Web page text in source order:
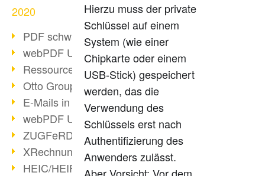
2020
PDF schwärzen & bereinigen
webPDF Update 8.0.0.2193
Ressourcen für Entwickler
Otto Group Recruiting
E-Mails in PDF
webPDF Update 8.0.0.2176
ZUGFeRD im Überblick
XRechnung Überblick
HEIC/HEIF-Unterstützung
Hierzu muss der private
Schlüssel auf einem
System (wie einer
Chipkarte oder einem
USB-Stick) gespeichert
werden, das die
Verwendung des
Schlüssels erst nach
Authentifizierung des
Anwenders zulässt.